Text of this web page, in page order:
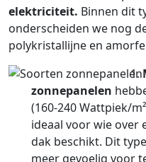
elektriciteit. Binnen dit
onderscheiden we nog
polykristallijne en
zonnepanelen
(160-240 Wattpiek/
ideaal voor wie over
dak beschikt. Dit
meer gevoelig voor